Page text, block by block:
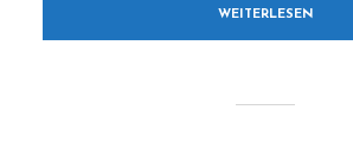
WEITERLESEN